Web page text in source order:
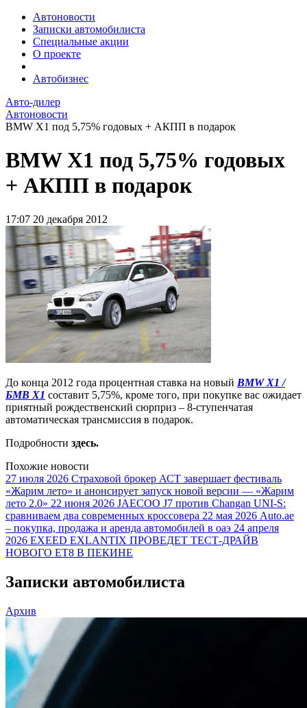
Автоновости
Записки автомобилиста
Специальные акции
О проекте
Автобизнес
Авто-дилер
Автоновости
BMW X1 под 5,75% годовых + АКПП в подарок
BMW X1 под 5,75% годовых
+ АКПП в подарок
17:07 20 декабря 2012
До конца 2012 года процентная ставка на новый BMW X1 /
БМВ X1 составит 5,75%, кроме того, при покупке вас ожидает
приятный рождественский сюрприз – 8-ступенчатая
автоматическая трансмиссия в подарок.
Подробности здесь.
Похожие новости
27 июля 2026 Страховой брокер АСТ завершает фестиваль
«Жарим лето» и анонсирует запуск новой версии — «Жарим
лето 2.0» 22 июня 2026 JAECOO J7 против Changan UNI-S:
сравниваем два современных кроссовера 22 мая 2026 Auto.ae
– покупка, продажа и аренда автомобилей в оаэ 24 апреля
2026 EXEED EXLANTIX ПРОВЕДЕТ ТЕСТ-ДРАЙВ
НОВОГО ET8 В ПЕКИНЕ
Записки автомобилиста
Архив